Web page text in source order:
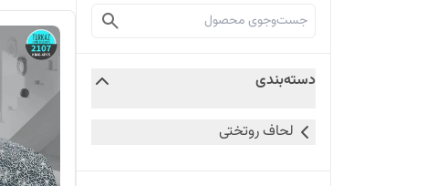
دسته‌بندی
لحاف روتختی